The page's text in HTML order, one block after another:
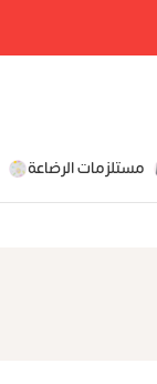
مستلزمات الرضاعة